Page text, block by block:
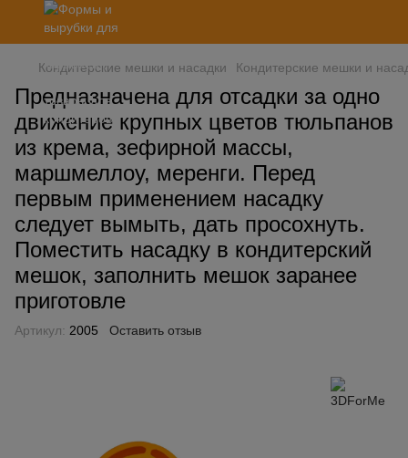
Кондитерские мешки и насадки Кондитерские мешки и
Предназначена для отсадки за одно
движение крупных цветов тюльпанов
из крема, зефирной массы,
маршмеллоу, меренги. Перед
первым применением насадку
следует вымыть, дать просохнуть.
Поместить насадку в кондитерский
мешок, заполнить мешок заранее
приготовле
Артикул: 2005 Оставить отзыв